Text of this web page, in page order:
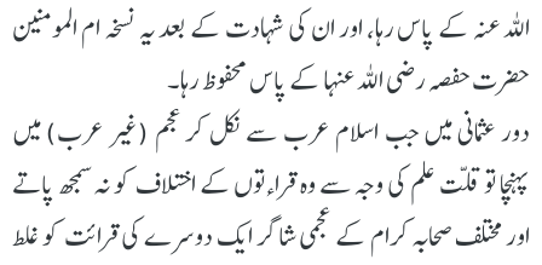
اللہ عنہ کے پاس رہا، اور ان کی شہادت کے بعد یہ نسخہ ام المومنین
حضرت حفصہ رضی اللہ عنہا کے پاس محفوظ رہا۔
دور عثمانی میں جب اسلام عرب سے نکل کر عجم (غیر عرب) میں
پہنچا تو قلت علم کی وجہ سے وہ قراءتوں کے اختلاف کو نہ سمجھ پاتے
اور مختلف صحابہ کرام کے عجمی شاگر ایک دوسرے کی قرائت کو غلط